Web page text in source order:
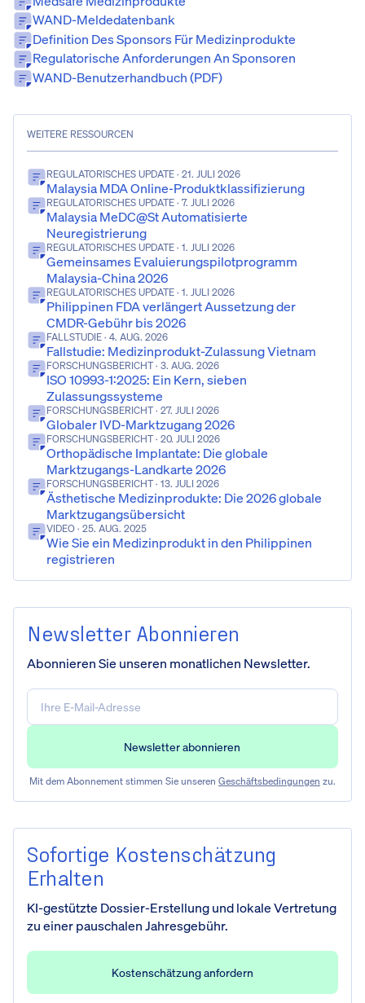
WAND-Meldedatenbank
Definition Des Sponsors Für Medizinprodukte
Regulatorische Anforderungen An Sponsoren
WAND-Benutzerhandbuch (PDF)
WEITERE RESSOURCEN
REGULATORISCHES UPDATE · 21. JULI 2026
Malaysia MDA Online-Produktklassifizierung
REGULATORISCHES UPDATE · 7. JULI 2026
Malaysia MeDC@St Automatisierte
Neuregistrierung
REGULATORISCHES UPDATE · 1. JULI 2026
Gemeinsames Evaluierungspilotprogramm
Malaysia-China 2026
REGULATORISCHES UPDATE · 1. JULI 2026
Philippinen FDA verlängert Aussetzung der
CMDR-Gebühr bis 2026
FALLSTUDIE · 4. AUG. 2026
Fallstudie: Medizinprodukt-Zulassung Vietnam
FORSCHUNGSBERICHT· 3. AUG. 2026
ISO 10993-1:2025: Ein Kern, sieben
Zulassungssysteme
FORSCHUNGSBERICHT· 27. JULI 2026
Globaler IVD-Marktzugang 2026
FORSCHUNGSBERICHT· 20. JULI 2026
Orthopädische Implantate: Die globale
Marktzugangs-Landkarte 2026
FORSCHUNGSBERICHT· 13. JULI 2026
Ästhetische Medizinprodukte: Die 2026 globale
Marktzugangsübersicht
VIDEO · 25. AUG. 2025
Wie Sie ein Medizinprodukt in den Philippinen
registrieren
Newsletter Abonnieren
Abonnieren Sie unseren monatlichen Newsletter.
Mit dem Abonnement stimmen Sie unseren Geschäftsbedingungen zu.
Sofortige Kostenschätzung
Erhalten
KI-gestützte Dossier-Erstellung und lokale Vertretung
zu einer pauschalen Jahresgebühr.
Kostenschätzung anfordern